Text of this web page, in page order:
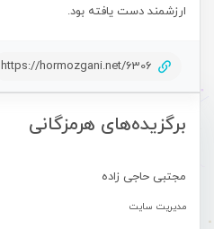
برگزیده‌های هرمزگانی
مجتبی حاجی زاده
مدیریت سایت
ارزشمند دست یافته بود.
https://hormozgani.net/6306